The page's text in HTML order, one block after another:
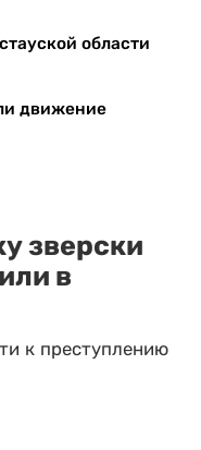
области
движение
зверски
в
к преступлению